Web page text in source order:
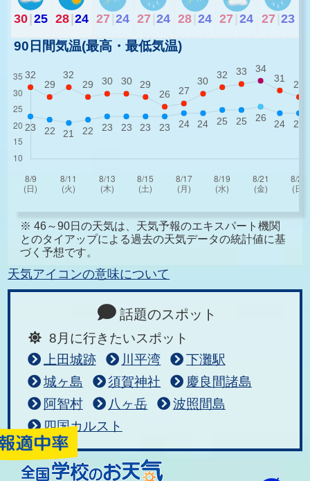
30|25 28|24 27 24 27 24 28 24 27 24 27 23
90日間気温(最高・最低気温)
※ 46～90日の天気は、天気予報のエキスパート機関
とのタイアップによる過去の天気データの統計値に基
づく予想です。
天気アイコンの意味について
話題のスポット
8月に行きたいスポット
上田城跡
川平湾
下灘駅
城ヶ島
須賀神社
慶良間諸島
阿智村
八ヶ岳
波照間島
四国カルスト